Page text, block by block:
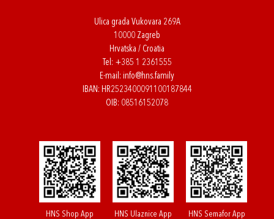
Ulica grada Vukovara 269A
10000 Zagreb
Hrvatska / Croatia
Tel: +385 1 2361555
E-mail: info@hns.family
IBAN: HR2523400091100187844
OIB: 08516152078
HNS Shop App HNS Ulaznice App HNS Semafor App